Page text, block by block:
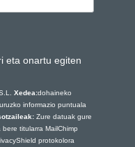
eta onartu egiten
Xedea:dohaineko
informazio puntuala
Zure datuak gure
titularra MailChimp
protokolora